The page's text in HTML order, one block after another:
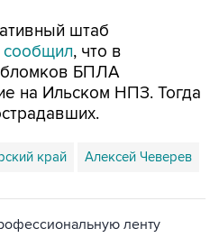
штаб
сообщил, что в
БПЛА
на Ильском НПЗ. Тогда
край Алексей Чеверев
ленту